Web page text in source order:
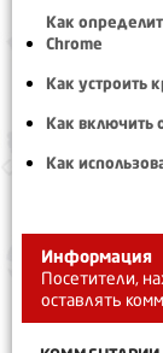
Как
Chrome
Как устроить
Как включить
Как
Информация
Посетители,
оставлять